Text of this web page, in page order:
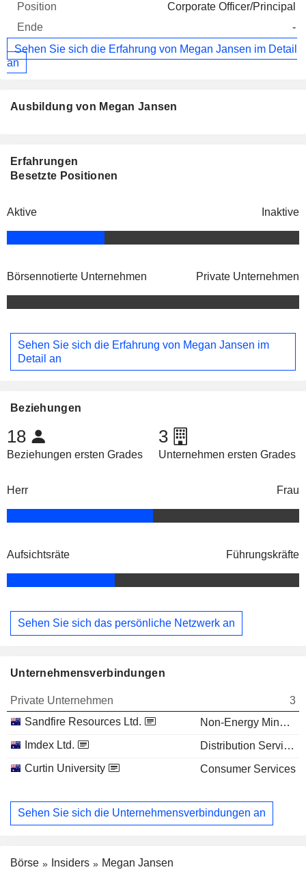
Corporate Officer/Principal
-
Sehen Sie sich die Erfahrung von Megan Jansen im Detail
an
Ausbildung von Megan Jansen
Erfahrungen
Besetzte Positionen
Aktive Inaktive
Börsennotierte Unternehmen Private Unternehmen
Sehen Sie sich die Erfahrung von Megan Jansen im
Detail an
Beziehungen
18
Beziehungen ersten Grades
3
Unternehmen ersten Grades
Herr Frau
Aufsichtsräte Führungskräfte
Sehen Sie sich das persönliche Netzwerk an
Unternehmensverbindungen
Private Unternehmen
3
Sandfire Resources Ltd.
Non-Energy Minerals
Imdex Ltd.
Distribution Services
Curtin University
Consumer Services
Sehen Sie sich die Unternehmensverbindungen an
Börse Insiders Megan Jansen